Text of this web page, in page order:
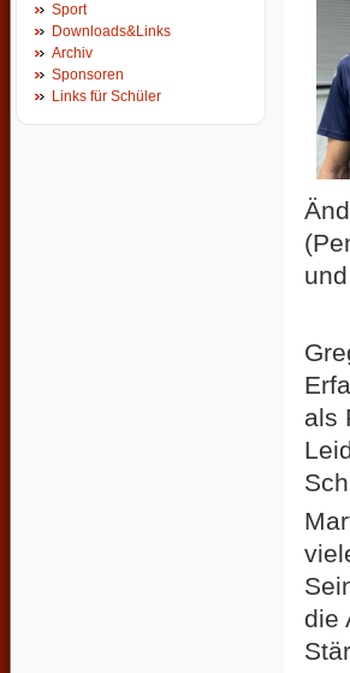
Sport
Downloads&Links
Archiv
Sponsoren
Links für Schüler
als
die